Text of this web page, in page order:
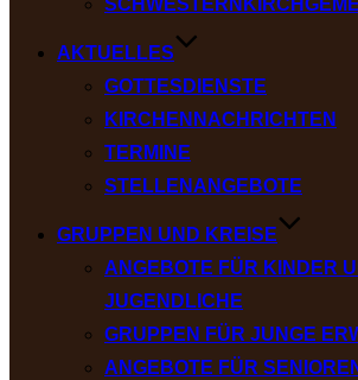
AKTUELLES
GOTTESDIENSTE
KIRCHENNACHRICHTEN
TERMINE
STELLENANGEBOTE
GRUPPEN UND KREISE
ANGEBOTE FÜR KINDER
JUGENDLICHE
GRUPPEN FÜR JUNGE
ANGEBOTE FÜR